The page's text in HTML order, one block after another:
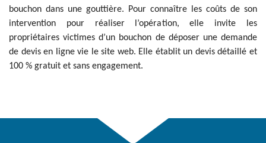
bouchon dans une gouttière. Pour connaître les coûts de son
intervention pour réaliser l’opération, elle invite les
propriétaires victimes d’un bouchon de déposer une demande
de devis en ligne vie le site web. Elle établit un devis détaillé et
100 % gratuit et sans engagement.